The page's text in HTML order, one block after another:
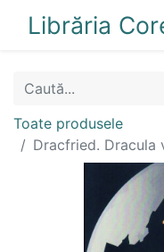
Librăria
Toate produsele
Dracfried. Dracula